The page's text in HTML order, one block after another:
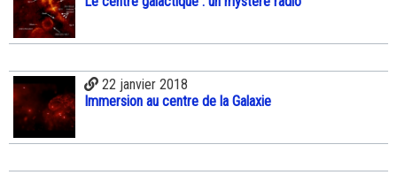
22 janvier 2018
Immersion au centre de la Galaxie